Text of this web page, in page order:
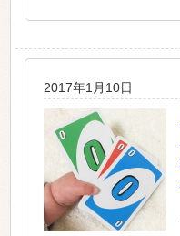
2017年1月10日